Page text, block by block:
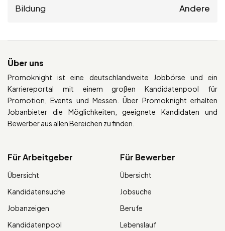
Bildung Andere
Über uns
Promoknight ist eine deutschlandweite Jobbörse und ein
Karriereportal mit einem großen Kandidatenpool für
Promotion, Events und Messen. Über Promoknight erhalten
Jobanbieter die Möglichkeiten, geeignete Kandidaten und
Bewerber aus allen Bereichen zu finden.
Für Arbeitgeber
Übersicht
Kandidatensuche
Jobanzeigen
Kandidatenpool
Für Bewerber
Übersicht
Jobsuche
Berufe
Lebenslauf